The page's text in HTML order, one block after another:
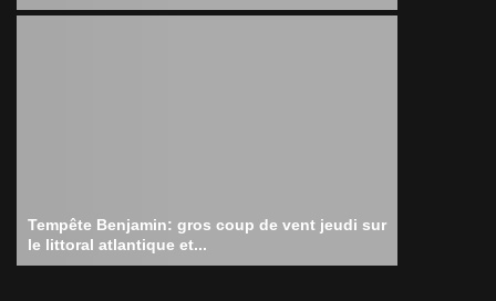
Tempête Benjamin: gros coup de vent jeudi sur
le littoral atlantique et...